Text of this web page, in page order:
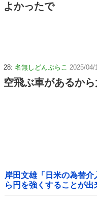
よかったで
28: 名無しどんぶらこ 2025/04/
空飛ぶ車があるか
岸田文雄「日米の為替
ら円を強くすることが出